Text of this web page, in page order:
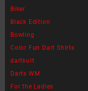
Die
Optionen
können
Produktseite
gewählt
werden
Biker
Black Edition
Bowling
Color Fun Dart Shirts
dartkult
Darts WM
For the Ladies